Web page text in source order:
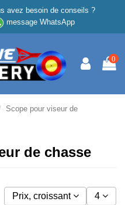
avez besoin de conseils ?
message WhatsApp
0
Scope pour viseur de
de chasse
Prix, croissant 4